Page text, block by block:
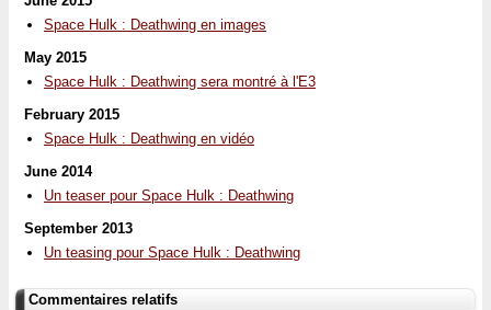
Space Hulk : Deathwing en images
May 2015
Space Hulk : Deathwing sera montré à l'E3
February 2015
Space Hulk : Deathwing en vidéo
June 2014
Un teaser pour Space Hulk : Deathwing
September 2013
Un teasing pour Space Hulk : Deathwing
Commentaires relatifs